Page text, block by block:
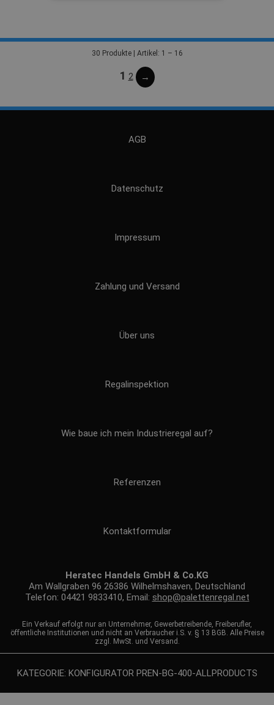
30 Produkte | Artikel: 1 – 16
1 2 →
AGB
Datenschutz
Impressum
Zahlung und Versand
Über uns
Regalinspektion
Wie baue ich mein Industrieregal auf?
Referenzen
Kontaktformular
Heratec Handels GmbH & Co.KG
Am Wallgraben 96 26386 Wilhelmshaven, Deutschland
Telefon: 04421 9833410, Email: shop@palettenregal.net
Ein Verkauf erfolgt nur an Unternehmer, Gewerbetreibende, Freiberufler,
öffentliche Institutionen und nicht an Verbraucher i.S. v. § 13 BGB. Alle Preise
zzgl. MwSt. und Versand.
KATEGORIE: KONFIGURATOR PREN-BG-400-ALLPRODUCTS